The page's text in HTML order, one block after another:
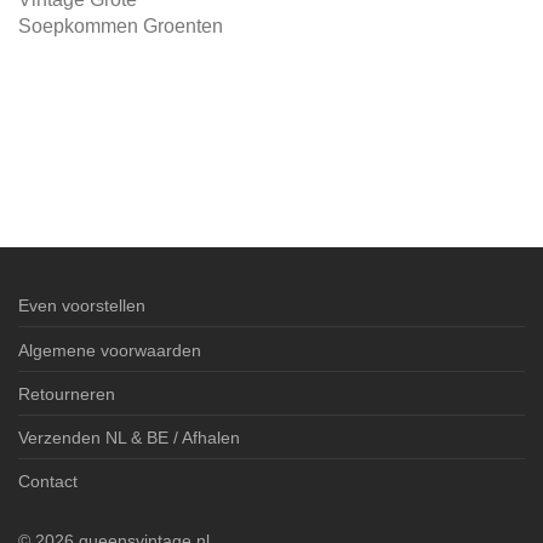
Soepkommen Groenten
Even voorstellen
Algemene voorwaarden
Retourneren
Verzenden NL & BE / Afhalen
Contact